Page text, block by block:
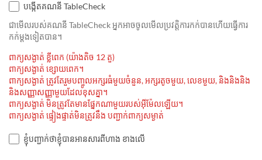
បង្កើតគណនី TableCheck
ជាមេីលរបស់គណនី TableCheck អ្នកអាចចូលមើលប្រវត្តិការកក់បានហើយធ្វើការ
កក់ម្ដងទៀតបាន។
ពាក្យសង្ងាត់ ខ្លីពេក (យ៉ាងតិច 12 តួ)
ពាក្យសង្ងាត់ ខ្សោយពេក។
ពាក្យសង្ងាត់ ត្រូវតែរួមបញ្ចូលអក្សរធំមួយចំនួន, អក្សរតូចមួយ, លេខមួយ, និងនិងនិង
និងសញ្ញាសញ្ញាមួយដែលខុសគ្នា។
ពាក្យសង្ងាត់ មិនត្រូវតែមានផ្នែកណាមួយរបស់អ៊ីម៉ែលឡើយ។
ពាក្យសង្ងាត់ ផ្ទៀងផ្ទាត់មិនត្រូវនឹង បញ្ជាក់ពាក្យសម្ងាត់
ខ្ញុំបញ្ជាក់ថាខ្ញុំបានអានសារពីហាង ខាងលើ